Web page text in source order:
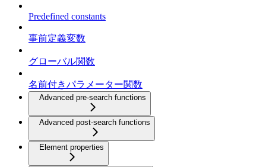
Predefined constants
事前定義変数
グローバル関数
名前付きパラメーター関数
Advanced pre-search functions
Advanced post-search functions
Element properties